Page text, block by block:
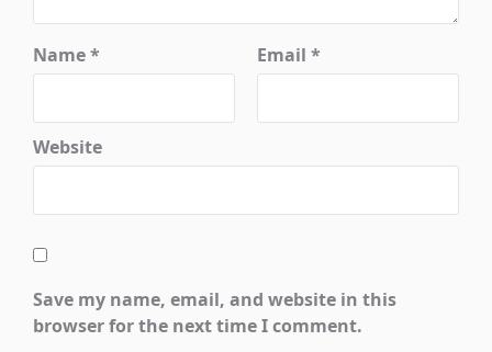
Name* Email *
Website
Save my name, email, and website in this
browser for the next time I comment.